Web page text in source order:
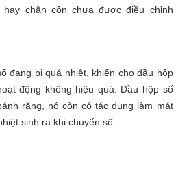
chân côn chưa được điều chỉnh
đang bị quá nhiệt, khiến cho dầu hộp
động không hiệu quả. Dầu hộp số
răng, nó còn có tác dụng làm mát
sinh ra khi chuyển số.